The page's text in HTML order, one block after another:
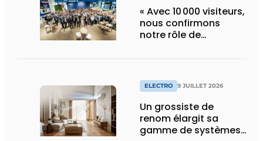
« Avec 10 000 visiteurs,
nous confirmons
notre rôle de
ELECTRO 9 JUILLET 2026
Un grossiste de
renom élargit sa
gamme de systèmes